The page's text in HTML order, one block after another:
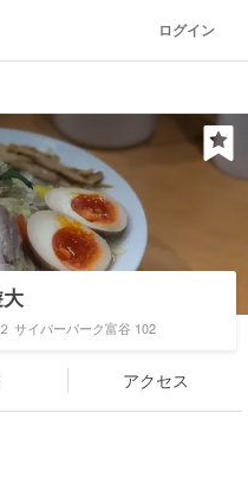
ログイン
サイバーパーク富谷 102
アクセス